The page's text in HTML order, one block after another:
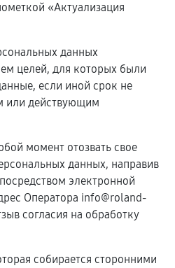
«Актуализация
данных
целей, для которых были
если иной срок не
или действующим
момент отозвать свое
данных, направив
электронной
Оператора info@roland-
согласия на обработку
собирается сторонними